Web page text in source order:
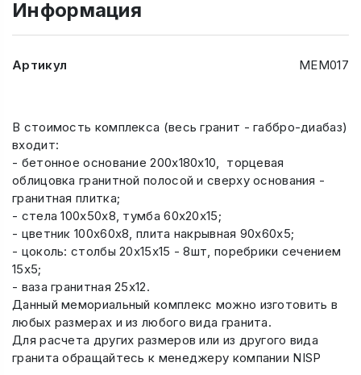
Информация
Артикул МЕМ017
В стоимость комплекса (весь гранит - габбро-диабаз)
входит:
- бетонное основание 200х180х10, торцевая
облицовка гранитной полосой и сверху основания -
гранитная плитка;
- стела 100х50х8, тумба 60х20х15;
- цветник 100х60х8, плита накрывная 90х60х5;
- цоколь: столбы 20х15х15 - 8шт, поребрики сечением
15х5;
- ваза гранитная 25х12.
Данный мемориальный комплекс можно изготовить в
любых размерах и из любого вида гранита.
Для расчета других размеров или из другого вида
гранита обращайтесь к менеджеру компании NISP